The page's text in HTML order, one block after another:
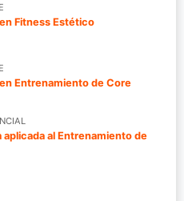
Fitness Estético
Entrenamiento de Core
aplicada al Entrenamiento de